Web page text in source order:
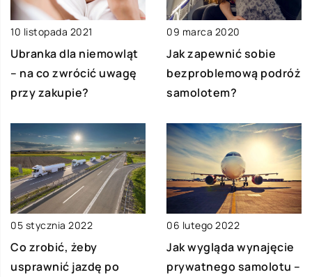
10 listopada 2021
Ubranka dla niemowląt
– na co zwrócić uwagę
przy zakupie?
09 marca 2020
Jak zapewnić sobie
bezproblemową podróż
samolotem?
05 stycznia 2022
Co zrobić, żeby
usprawnić jazdę po
06 lutego 2022
Jak wygląda wynajęcie
prywatnego samolotu –